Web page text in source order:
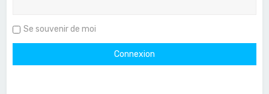
Se souvenir de moi